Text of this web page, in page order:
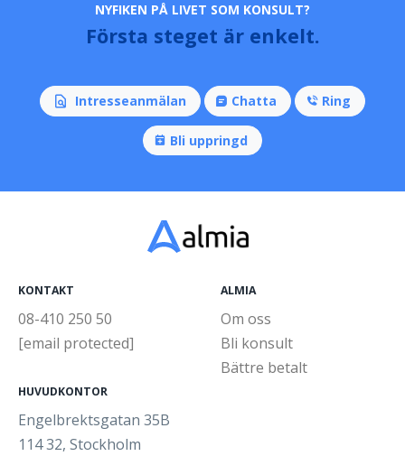
NYFIKEN PÅ LIVET SOM KONSULT?
Första steget är enkelt.
Intresseanmälan Chatta Ring
Bli uppringd
KONTAKT
08-410 250 50
[email protected]
HUVUDKONTOR
Engelbrektsgatan 35B
114 32, Stockholm
ALMIA
Om oss
Bli konsult
Bättre betalt